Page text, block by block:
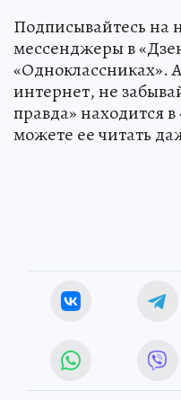
Подписывайтесь на
мессенджеры в
«Одноклассниках».
интернет, не
правда» находится
можете ее читать